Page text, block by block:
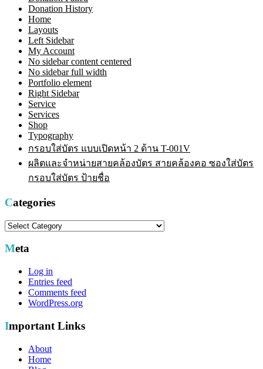
Donation History
Home
Layouts
Left Sidebar
My Account
No sidebar content centered
No sidebar full width
Portfolio element
Right Sidebar
Service
Services
Shop
Typography
กรอบใส่บัตร แบบเปิดหน้า 2 ด้าน T-001V
ผลิตและจำหน่ายสายคล้องบัตร สายคล้องคอ ซองใส่บัตร
กรอบใส่บัตร ป้ายชื่อ
Categories
Categories
Meta
Log in
Entries feed
Comments feed
WordPress.org
Important Links
About
Home